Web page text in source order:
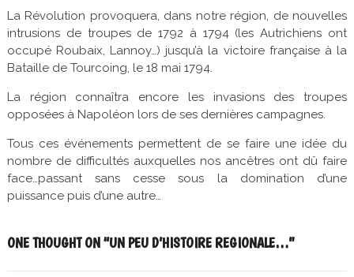
La Révolution provoquera, dans notre région, de nouvelles
intrusions de troupes de 1792 à 1794 (les Autrichiens ont
occupé Roubaix, Lannoy…) jusqu’à la victoire française à la
Bataille de Tourcoing, le 18 mai 1794.
La région connaîtra encore les invasions des troupes
opposées à Napoléon lors de ses dernières campagnes.
Tous ces événements permettent de se faire une idée du
nombre de difficultés auxquelles nos ancêtres ont dû faire
face…passant sans cesse sous la domination d’une
puissance puis d’une autre…
ONE THOUGHT ON “UN PEU D’HISTOIRE REGIONALE…”